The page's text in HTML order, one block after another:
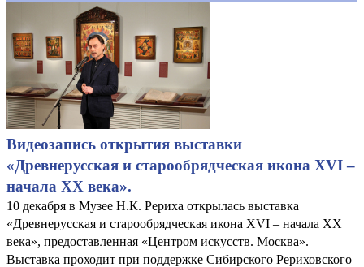
Видеозапись открытия выставки
«Древнерусская и старообрядческая икона XVI –
начала XX века».
10 декабря в Музее Н.К. Рериха открылась выставка
«Древнерусская и старообрядческая икона XVI – начала XX
века», предоставленная «Центром искусств. Москва».
Выставка проходит при поддержке Сибирского Рериховского